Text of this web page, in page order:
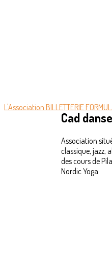
L'Association BILLETTERIE
Cad
Association
classique, jazz,
des cours de
Nordic Yoga.